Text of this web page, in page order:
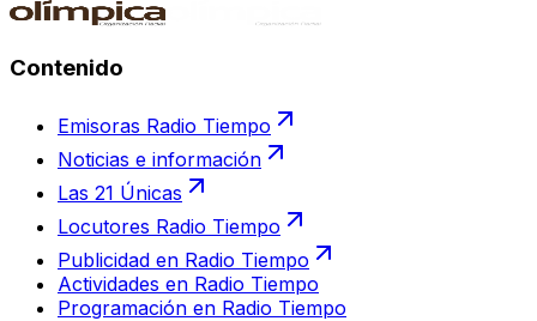
Contenido
Emisoras Radio Tiempo
Noticias e información
Las 21 Únicas
Locutores Radio Tiempo
Publicidad en Radio Tiempo
Actividades en Radio Tiempo
Programación en Radio Tiempo